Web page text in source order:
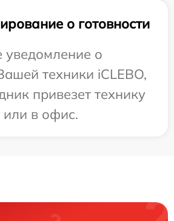
о готовности
уведомление о
техники iCLEBO,
привезет технику
в офис.